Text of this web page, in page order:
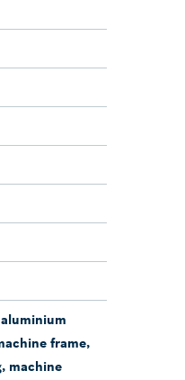
frame,
machine